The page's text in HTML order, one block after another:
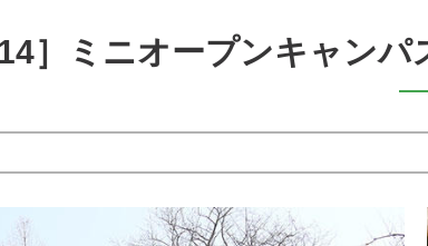
14］ミニオープンキャン